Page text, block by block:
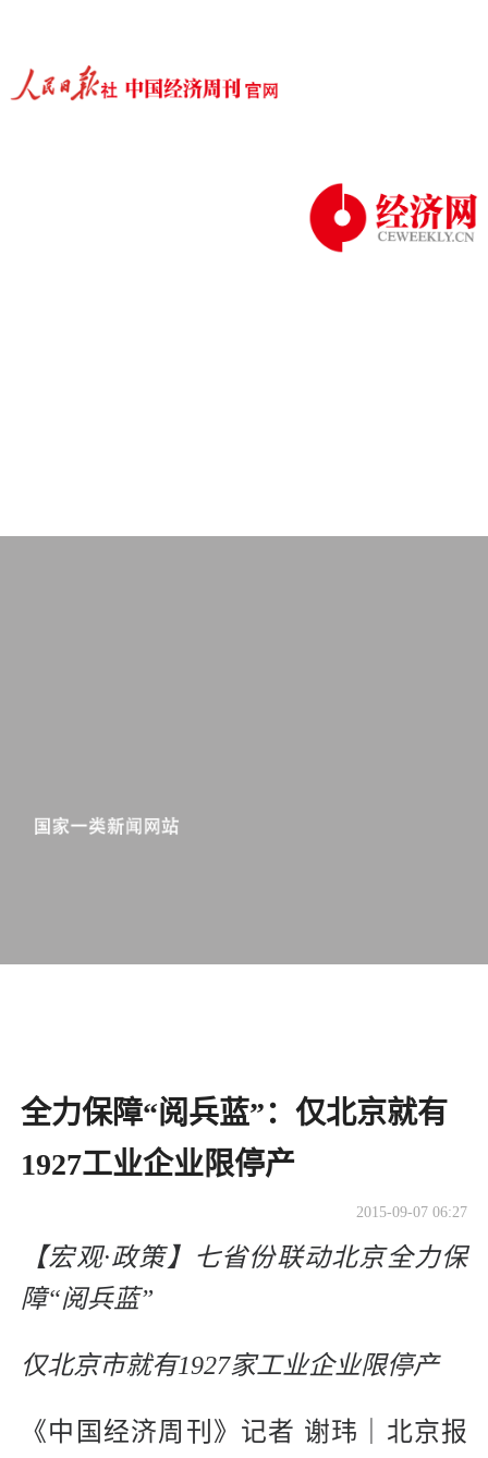
全力保障“阅兵蓝”：仅北京就有
1927工业企业限停产
2015-09-07 06:27
【宏观·政策】七省份联动北京全力保
障“阅兵蓝”
仅北京市就有1927家工业企业限停产
《中国经济周刊》记者 谢玮｜北京报